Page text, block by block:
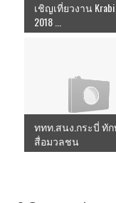
เชิญเที่ยวงาน Krabi
2018 ...
ททท.สนง.กระบี่ ทั
สื่อมวลชน